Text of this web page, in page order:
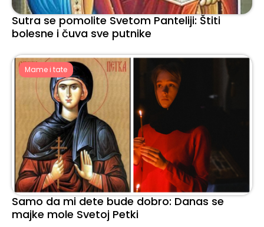
Sutra se pomolite Svetom Panteliji: Štiti
bolesne i čuva sve putnike
Mame i tate
Samo da mi dete bude dobro: Danas se
majke mole Svetoj Petki